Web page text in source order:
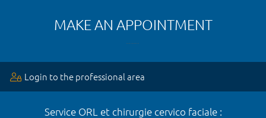
MAKE AN APPOINTMENT
Login to the professional area
Service ORL et chirurgie cervico faciale :